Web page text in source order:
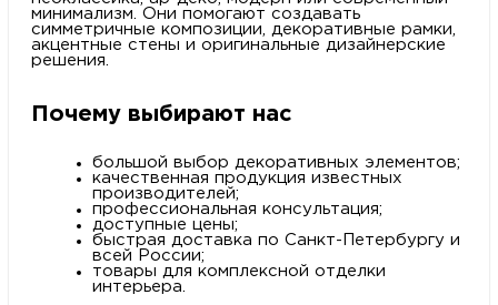
минимализм. Они помогают создавать
симметричные композиции, декоративные рамки,
акцентные стены и оригинальные дизайнерские
решения.
Почему выбирают нас
большой выбор декоративных элементов;
качественная продукция известных
производителей;
профессиональная консультация;
доступные цены;
быстрая доставка по Санкт-Петербургу и
всей России;
товары для комплексной отделки
интерьера.